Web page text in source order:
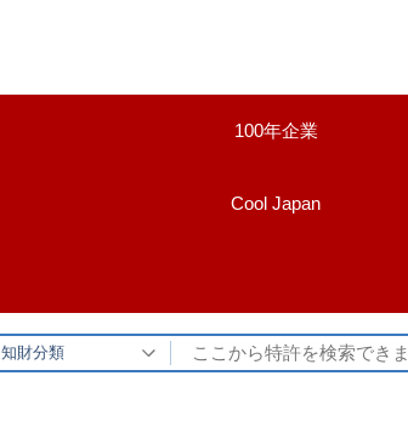
100年企業
Cool Japan
知財分類